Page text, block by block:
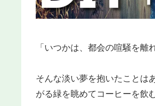
「いつかは、都会の喧騒を離
そんな淡い夢を抱いたことは
がる緑を眺めてコーヒーを飲